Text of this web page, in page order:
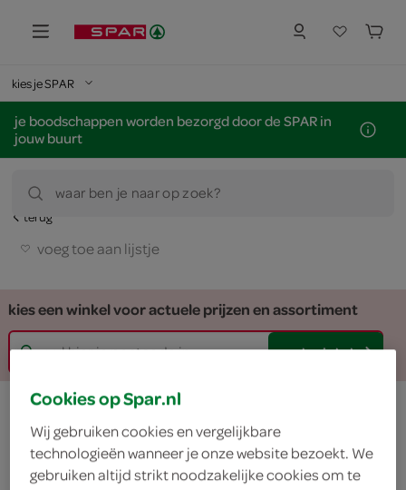
kies je SPAR
je boodschappen worden bezorgd door de SPAR in
jouw buurt
waar ben je naar op zoek?
terug
voeg toe aan lijstje
kies een winkel voor actuele prijzen en assortiment
zoek winkel
Cookies op Spar.nl
Wij gebruiken cookies en vergelijkbare
technologieën wanneer je onze website bezoekt. We
gebruiken altijd strikt noodzakelijke cookies om te